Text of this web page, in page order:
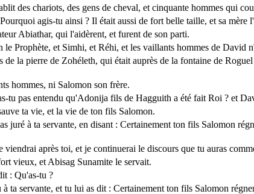
des chariots, des gens de cheval, et cinquante hommes qui
agis-tu ainsi ? Il était aussi de fort belle taille, et sa mère
Abiathar, qui l'aidèrent, et furent de son parti.
Prophète, et Simhi, et Réhi, et les vaillants hommes de David
de la pierre de Zohéleth, qui était auprès de la fontaine de
hommes, ni Salomon son frère.
tu pas entendu qu'Adonija fils de Hagguith a été fait Roi ? et
ta vie, et la vie de ton fils Salomon.
juré à ta servante, en disant : Certainement ton fils Salomon
après toi, et je continuerai le discours que tu auras
vieux, et Abisag Sunamite le servait.
: Qu'as-tu ?
servante, et tu lui as dit : Certainement ton fils Salomon